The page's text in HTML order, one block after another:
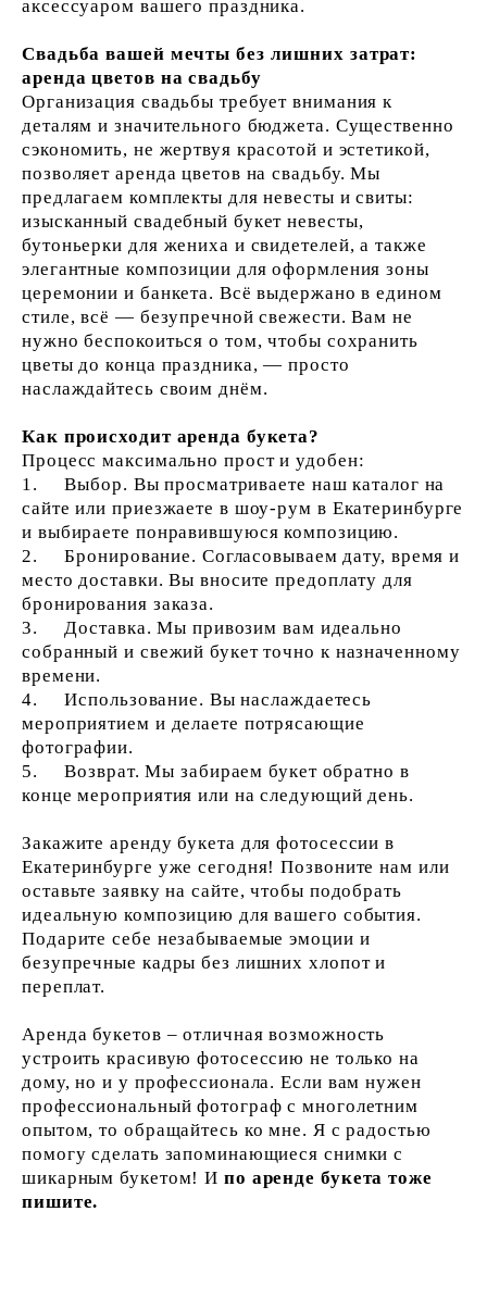
аксессуаром вашего праздника.
Свадьба вашей мечты без лишних затрат:
аренда цветов на свадьбу
Организация свадьбы требует внимания к
деталям и значительного бюджета. Существенно
сэкономить, не жертвуя красотой и эстетикой,
позволяет аренда цветов на свадьбу. Мы
предлагаем комплекты для невесты и свиты:
изысканный свадебный букет невесты,
бутоньерки для жениха и свидетелей, а также
элегантные композиции для оформления зоны
церемонии и банкета. Всё выдержано в едином
стиле, всё — безупречной свежести. Вам не
нужно беспокоиться о том, чтобы сохранить
цветы до конца праздника, — просто
наслаждайтесь своим днём.
Как происходит аренда букета?
Процесс максимально прост и удобен:
1. Выбор. Вы просматриваете наш каталог на
сайте или приезжаете в шоу-рум в Екатеринбурге
и выбираете понравившуюся композицию.
2. Бронирование. Согласовываем дату, время и
место доставки. Вы вносите предоплату для
бронирования заказа.
3. Доставка. Мы привозим вам идеально
собранный и свежий букет точно к назначенному
времени.
4. Использование. Вы наслаждаетесь
мероприятием и делаете потрясающие
фотографии.
5. Возврат. Мы забираем букет обратно в
конце мероприятия или на следующий день.
Закажите аренду букета для фотосессии в
Екатеринбурге уже сегодня! Позвоните нам или
оставьте заявку на сайте, чтобы подобрать
идеальную композицию для вашего события.
Подарите себе незабываемые эмоции и
безупречные кадры без лишних хлопот и
переплат.
Аренда букетов – отличная возможность
устроить красивую фотосессию не только на
дому, но и у профессионала. Если вам нужен
профессиональный фотограф с многолетним
опытом, то обращайтесь ко мне. Я с радостью
помогу сделать запоминающиеся снимки с
шикарным букетом! И по аренде букета тоже
пишите.